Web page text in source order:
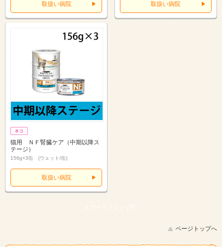
取扱い病院 取扱い病院
猫用 ＮＦ腎臓ケア（中期以降ス
テージ）
156g×3缶 (ウェット/缶)
取扱い病院
スマートフォン | PC
ページトップへ